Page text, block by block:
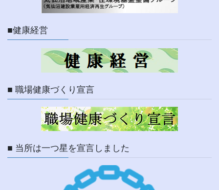
■健康経営
■ 職場健康づくり宣言
■ 当所は一つ星を宣言しました